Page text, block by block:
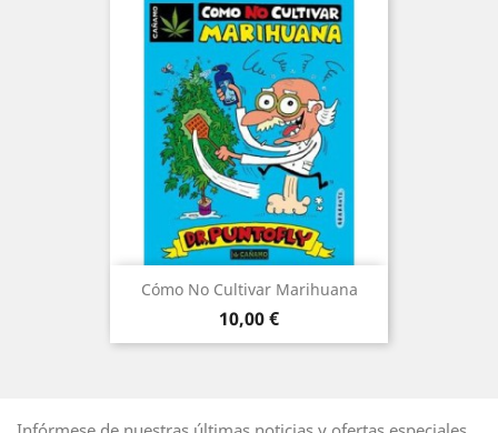
Cómo No Cultivar Marihuana
Precio
10,00 €